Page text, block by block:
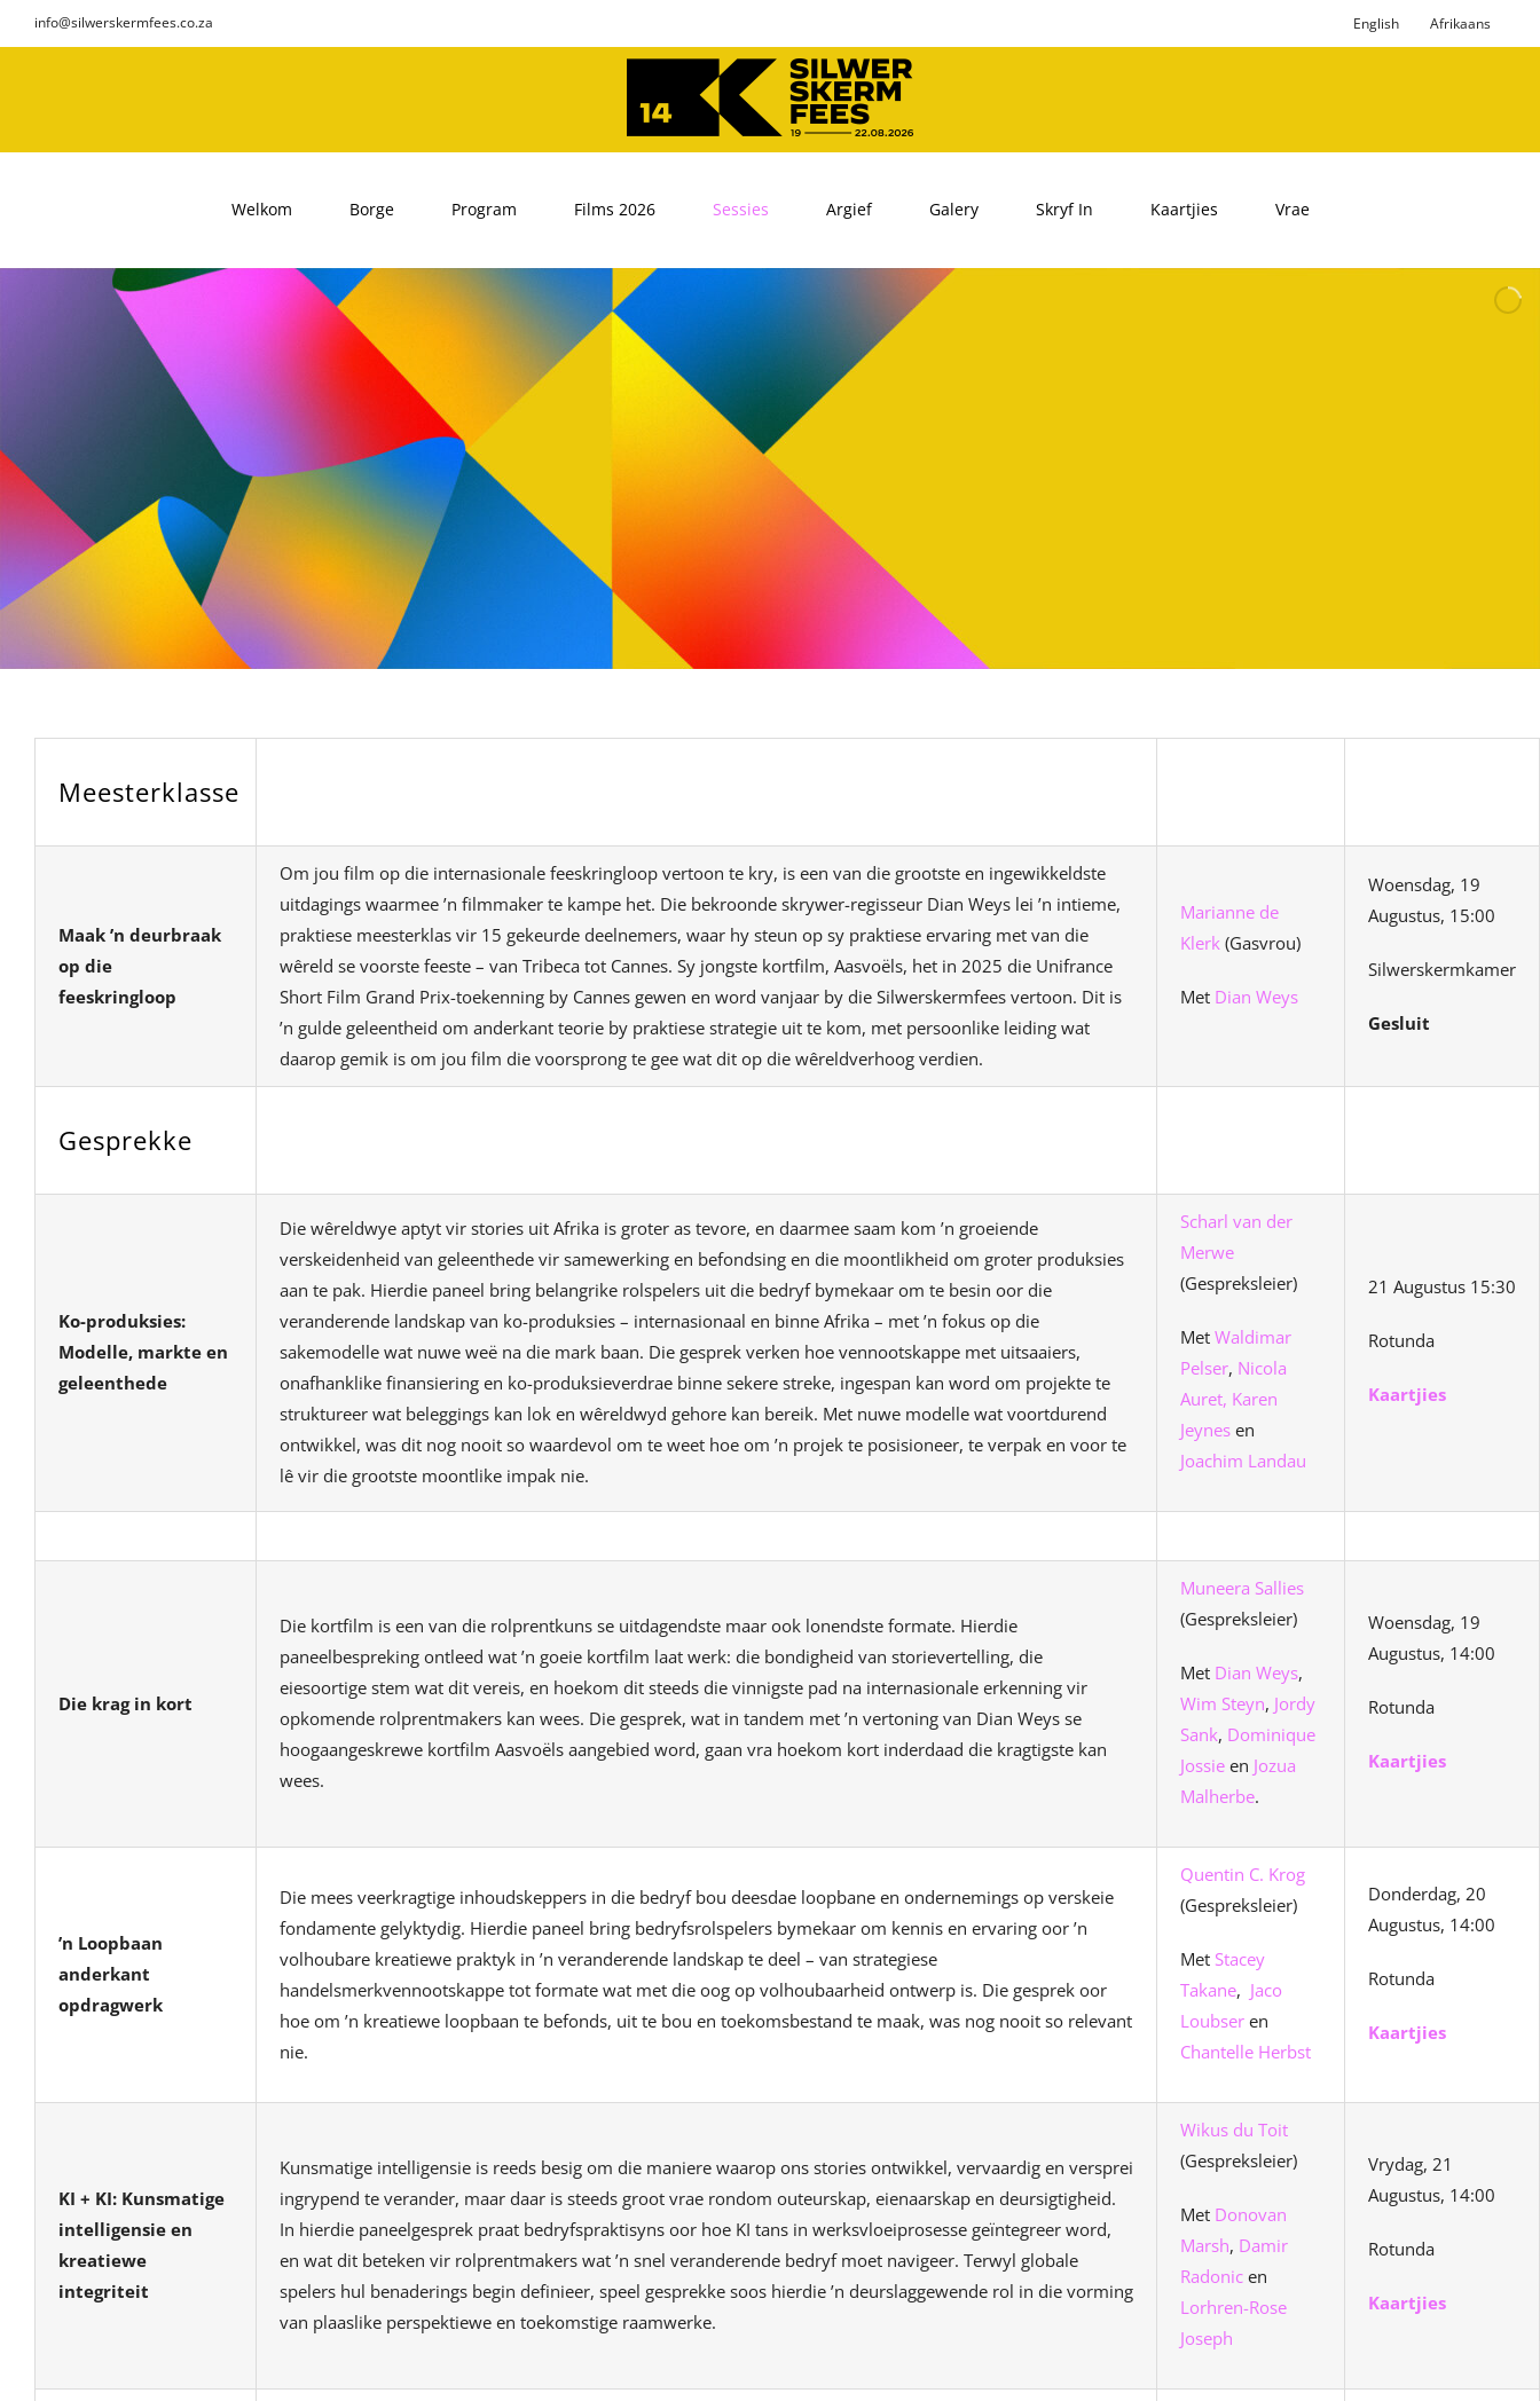
to
info@silwerskermfees.co.za English Afrikaans
Welkom Borge Program Films 2026 Sessies Argief Galery Skryf In Kaartjies Vrae
Meesterklasse
Maak ’n deurbraak
op die
feeskringloop
Om jou film op die internasionale feeskringloop vertoon te kry, is een van die grootste en ingewikkeldste
uitdagings waarmee ’n filmmaker te kampe het. Die bekroonde skrywer-regisseur Dian Weys lei ’n intieme,
praktiese meesterklas vir 15 gekeurde deelnemers, waar hy steun op sy praktiese ervaring met van die
wêreld se voorste feeste – van Tribeca tot Cannes. Sy jongste kortfilm, Aasvoëls, het in 2025 die Unifrance
Short Film Grand Prix-toekenning by Cannes gewen en word vanjaar by die Silwerskermfees vertoon. Dit is
’n gulde geleentheid om anderkant teorie by praktiese strategie uit te kom, met persoonlike leiding wat
daarop gemik is om jou film die voorsprong te gee wat dit op die wêreldverhoog verdien.
Marianne de
Klerk(Gasvrou)
Met Dian Weys
Woensdag, 19
Augustus, 15:00
Silwerskermkamer
Gesluit
Gesprekke
Ko-produksies:
Modelle, markte en
geleenthede
Die wêreldwye aptyt vir stories uit Afrika is groter as tevore, en daarmee saam kom ’n groeiende
verskeidenheid van geleenthede vir samewerking en befondsing en die moontlikheid om groter produksies
aan te pak. Hierdie paneel bring belangrike rolspelers uit die bedryf bymekaar om te besin oor die
veranderende landskap van ko-produksies – internasionaal en binne Afrika – met ’n fokus op die
sakemodelle wat nuwe weë na die mark baan. Die gesprek verken hoe vennootskappe met uitsaaiers,
onafhanklike finansiering en ko-produksieverdrae binne sekere streke, ingespan kan word om projekte te
struktureer wat beleggings kan lok en wêreldwyd gehore kan bereik. Met nuwe modelle wat voortdurend
ontwikkel, was dit nog nooit so waardevol om te weet hoe om ’n projek te posisioneer, te verpak en voor te
lê vir die grootste moontlike impak nie.
Scharl van der
Merwe
(Gespreksleier)
Met Waldimar
Pelser, Nicola
Auret, Karen
Jeynesen
Joachim Landau
21 Augustus 15:30
Rotunda
Kaartjies
Die krag in kort
Die kortfilm is een van die rolprentkuns se uitdagendste maar ook lonendste formate. Hierdie
paneelbespreking ontleed wat ’n goeie kortfilm laat werk: die bondigheid van storievertelling, die
eiesoortige stem wat dit vereis, en hoekom dit steeds die vinnigste pad na internasionale erkenning vir
opkomende rolprentmakers kan wees. Die gesprek, wat in tandem met ’n vertoning van Dian Weys se
hoogaangeskrewe kortfilm Aasvoëls aangebied word, gaan vra hoekom kort inderdaad die kragtigste kan
wees.
Muneera Sallies
(Gespreksleier)
Met Dian Weys,
Wim Steyn, Jordy
Sank, Dominique
Jossieen Jozua
Malherbe.
Woensdag, 19
Augustus, 14:00
Rotunda
Kaartjies
’n Loopbaan
anderkant
opdragwerk
Die mees veerkragtige inhoudskeppers in die bedryf bou deesdae loopbane en ondernemings op verskeie
fondamente gelyktydig. Hierdie paneel bring bedryfsrolspelers bymekaar om kennis en ervaring oor ’n
volhoubare kreatiewe praktyk in ’n veranderende landskap te deel – van strategiese
handelsmerkvennootskappe tot formate wat met die oog op volhoubaarheid ontwerp is. Die gesprek oor
hoe om ’n kreatiewe loopbaan te befonds, uit te bou en toekomsbestand te maak, was nog nooit so relevant
nie.
Quentin C. Krog
(Gespreksleier)
Met Stacey
Takane, Jaco
Loubseren
Chantelle Herbst
Donderdag, 20
Augustus, 14:00
Rotunda
Kaartjies
KI + KI: Kunsmatige
intelligensie en
kreatiewe
integriteit
Kunsmatige intelligensie is reeds besig om die maniere waarop ons stories ontwikkel, vervaardig en versprei
ingrypend te verander, maar daar is steeds groot vrae rondom outeurskap, eienaarskap en deursigtigheid.
In hierdie paneelgesprek praat bedryfspraktisyns oor hoe KI tans in werksvloeiprosesse geïntegreer word,
en wat dit beteken vir rolprentmakers wat ’n snel veranderende bedryf moet navigeer. Terwyl globale
spelers hul benaderings begin definieer, speel gesprekke soos hierdie ’n deurslaggewende rol in die vorming
van plaaslike perspektiewe en toekomstige raamwerke.
Wikus du Toit
(Gespreksleier)
Met Donovan
Marsh, Damir
Radonicen
Lorhren-Rose
Joseph
Vrydag, 21
Augustus, 14:00
Rotunda
Kaartjies